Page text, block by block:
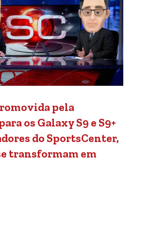
pela
os Galaxy S9 e S9+
do SportsCenter,
transformam em